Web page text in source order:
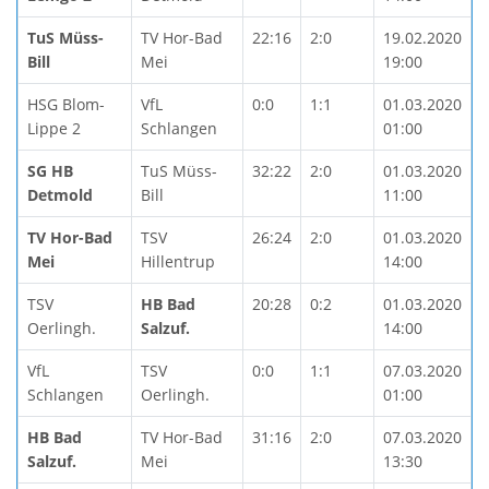
TuS Müss-
Bill
TV Hor-Bad
Mei
22:16 2:0
19.02.2020
19:00
HSG Blom-
Lippe 2
VfL
Schlangen
0:0 1:1
01.03.2020
01:00
SG HB
Detmold
TuS Müss-
Bill
32:22 2:0
01.03.2020
11:00
TV Hor-Bad
Mei
TSV
Hillentrup
26:24 2:0
01.03.2020
14:00
TSV
Oerlingh.
HB Bad
Salzuf.
20:28 0:2
01.03.2020
14:00
VfL
Schlangen
TSV
Oerlingh.
0:0 1:1
07.03.2020
01:00
HB Bad
Salzuf.
TV Hor-Bad
Mei
31:16 2:0
07.03.2020
13:30